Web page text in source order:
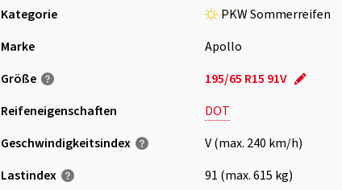
Kategorie
PKW Sommerreifen
Marke
Apollo
Größe
195/65 R15 91V
Reifeneigenschaften
DOT
Geschwindigkeits­index
V (max. 240 km/h)
Lastindex
91 (max. 615 kg)